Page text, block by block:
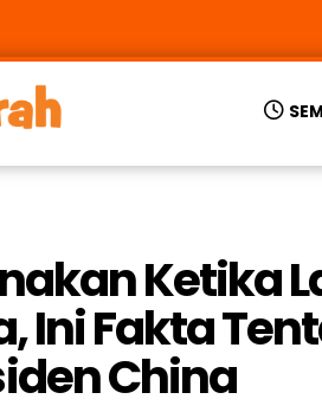
Ketika
Ini Fakta
China